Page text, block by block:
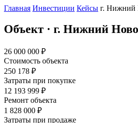
Главная Инвестиции Кейсы г. Нижний
Объект · г. Нижний
26 000 000 ₽
Стоимость объекта
250 178 ₽
Затраты при покупке
12 193 999 ₽
Ремонт объекта
1 828 000 ₽
Затраты при продаже